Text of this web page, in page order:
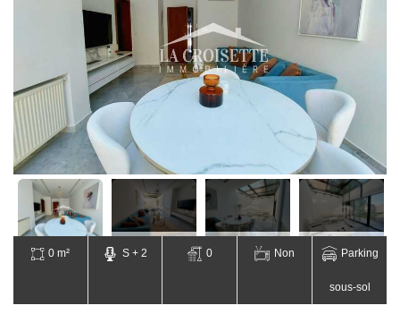
0 m² S + 2 0 Non Parking
sous-sol